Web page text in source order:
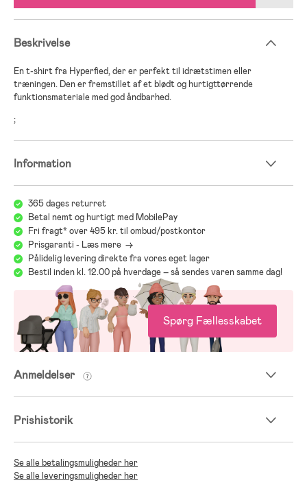
Beskrivelse
En t-shirt fra Hyperfied, der er perfekt til idrætstimen eller
træningen. Den er fremstillet af et blødt og hurtigttørrende
funktionsmateriale med god åndbarhed.
;
Information
365 dages returret
Betal nemt og hurtigt med MobilePay
Fri fragt* over 495 kr. til ombud/postkontor
Prisgaranti - Læs mere ->
Pålidelig levering direkte fra vores eget lager
Bestil inden kl. 12.00 på hverdage – så sendes varen samme dag!
Spørg Fællesskabet
Anmeldelser
Prishistorik
Se alle betalingsmuligheder her
Se alle leveringsmuligheder her